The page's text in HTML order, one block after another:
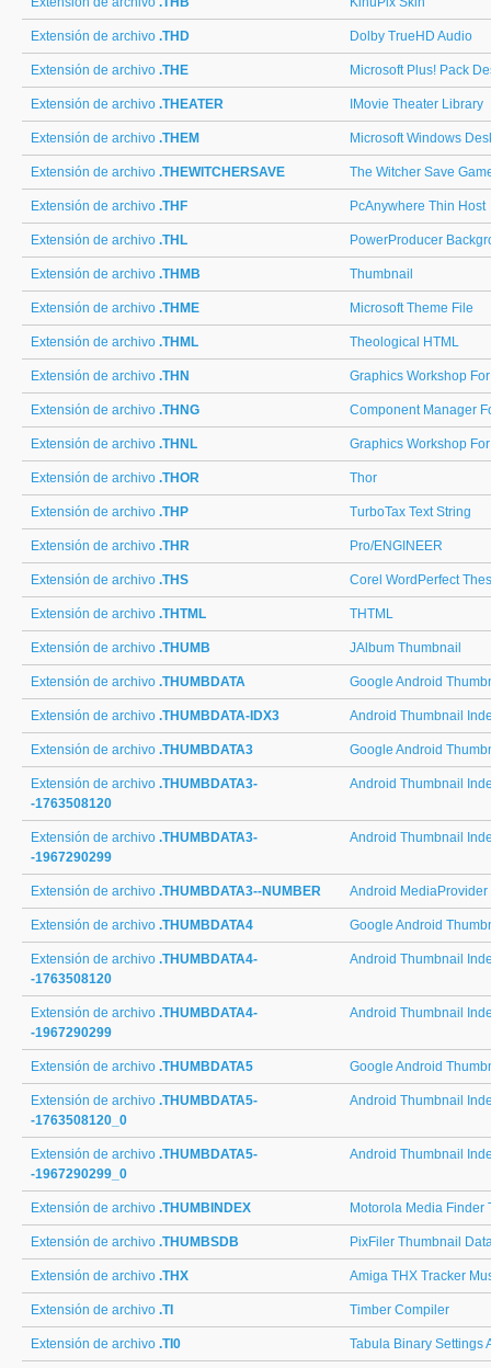
Extensión de archivo .THD Dolby TrueHD Audio
Extensión de archivo .THE Microsoft Plus! Pack
Extensión de archivo .THEATER IMovie Theater Library
Extensión de archivo .THEM Microsoft Windows
Extensión de archivo .THEWITCHERSAVE The Witcher Save
Extensión de archivo .THF PcAnywhere Thin Host
Extensión de archivo .THL PowerProducer
Extensión de archivo .THMB Thumbnail
Extensión de archivo .THME Microsoft Theme File
Extensión de archivo .THML Theological HTML
Extensión de archivo .THN Graphics Workshop
Extensión de archivo .THNG Component Manager
Extensión de archivo .THNL Graphics Workshop
Extensión de archivo .THOR Thor
Extensión de archivo .THP TurboTax Text String
Extensión de archivo .THR Pro/ENGINEER
Extensión de archivo .THS Corel WordPerfect
Extensión de archivo .THTML THTML
Extensión de archivo .THUMB JAlbum Thumbnail
Extensión de archivo .THUMBDATA Google Android
Extensión de archivo .THUMBDATA-IDX3 Android Thumbnail
Extensión de archivo .THUMBDATA3 Google Android
Extensión de archivo .THUMBDATA3-
-1763508120
Android Thumbnail
Extensión de archivo .THUMBDATA3-
-1967290299
Android Thumbnail
Extensión de archivo .THUMBDATA3--NUMBER Android
Extensión de archivo .THUMBDATA4 Google Android
Extensión de archivo .THUMBDATA4-
-1763508120
Android Thumbnail
Extensión de archivo .THUMBDATA4-
-1967290299
Android Thumbnail
Extensión de archivo .THUMBDATA5 Google Android
Extensión de archivo .THUMBDATA5-
-1763508120_0
Android Thumbnail
Extensión de archivo .THUMBDATA5-
-1967290299_0
Android Thumbnail
Extensión de archivo .THUMBINDEX Motorola Media Finder
Extensión de archivo .THUMBSDB PixFiler Thumbnail
Extensión de archivo .THX Amiga THX Tracker
Extensión de archivo .TI Timber Compiler
Extensión de archivo .TI0 Tabula Binary Settings